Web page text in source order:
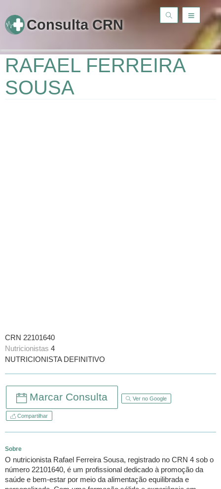
Consulta CRN
RAFAEL FERREIRA
SOUSA
CRN 22101640
Nutricionistas 4
NUTRICIONISTA DEFINITIVO
Marcar Consulta Ver no Google
Compartilhar
Sobre
O nutricionista Rafael Ferreira Sousa, registrado no CRN 4 sob o
número 22101640, é um profissional dedicado à promoção da
saúde e bem-estar por meio da alimentação equilibrada e